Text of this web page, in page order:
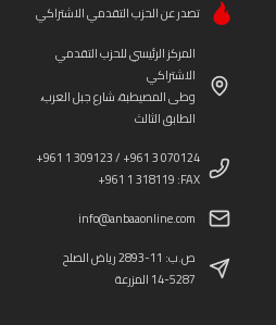
تصدر عن الحزب التقدمي الاشتراكي
المركز الرئيسي للحزب التقدمي
الاشتراكي
وطى المصيطبة، شارع جبل العرب،
الطابق الثالث
+961 1 309123 / +961 3 070124
+961 1 318119 :FAX
info@anbaaonline.com
ص.ب: 11-2893 رياض الصلح
14-5287 المزرعة